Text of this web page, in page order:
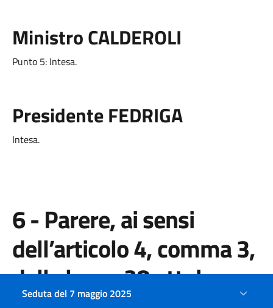
Ministro CALDEROLI
Punto 5: Intesa.
Presidente FEDRIGA
Intesa.
6 - Parere, ai sensi
dell’articolo 4, comma 3,
della legge 28 ottobre
Seduta del 7 maggio 2025